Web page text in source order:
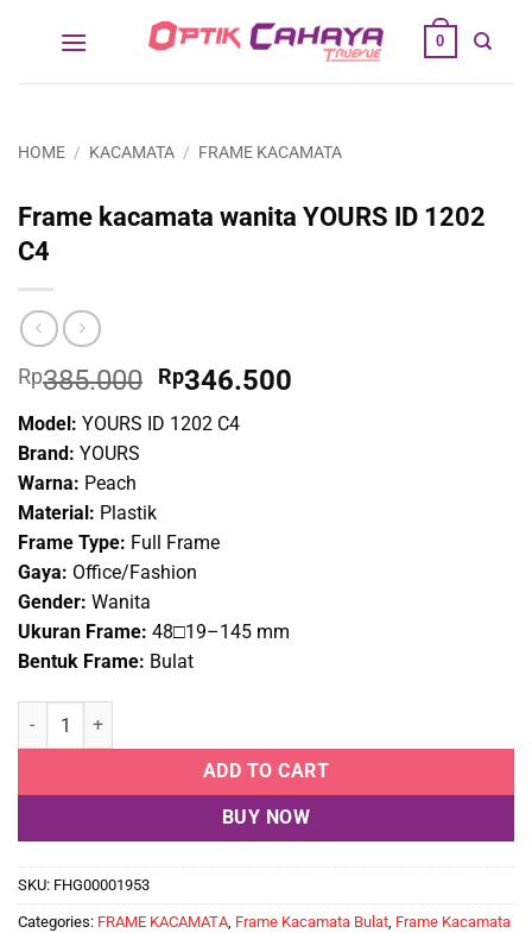
0
HOME / KACAMATA / FRAME KACAMATA
Frame kacamata wanita YOURS ID 1202
C4
Rp385.000 Original
price
was:
Rp346.500
Model: YOURS ID 1202 C4
Brand: YOURS
Warna: Peach
Material: Plastik
Frame Type: Full Frame
Gaya: Office/Fashion
Gender: Wanita
Ukuran Frame: 48□19–145 mm
Bentuk Frame: Bulat
Frame kacamata wanita YOURS ID 1202 C4 quantity
ADD TO CART
BUY NOW
SKU: FHG00001953
Categories: FRAME KACAMATA, Frame Kacamata Bulat, Frame Kacamata